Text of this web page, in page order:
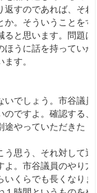
すのであれば、それ
。そういうことをす
と思います。問題は
うに話を持っていか
す。
でしょう。市谷議員
ですよ。確認する、
途やっていただきた
思う、それ対して返
。市谷議員のやり方
くらでも長くなりま